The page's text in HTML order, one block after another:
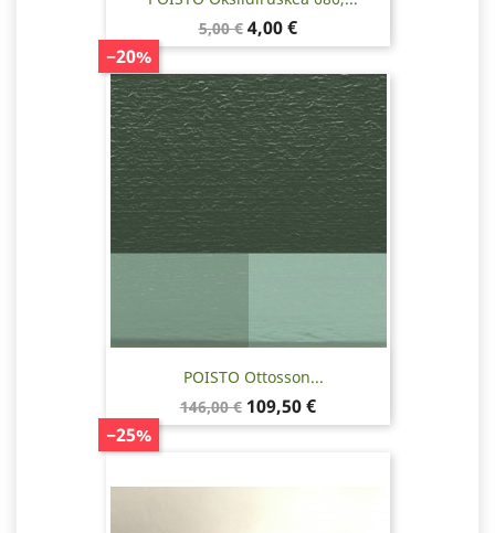
Normaalihinta
5,00 €
−20%
Hinta
4,00 €
POISTO Ottosson...
Normaalihinta
146,00 €
−25%
Hinta
109,50 €